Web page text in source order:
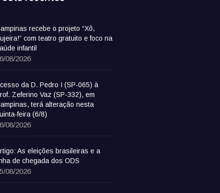
recebe o projeto “Xô,
com teatro gratuito e foco na
infantil
08/2026
da D. Pedro I (SP-065) à
Zeferino Vaz (SP-332), em
terá alteração nesta
feira (6/8)
08/2026
As eleições brasileiras e a
de chegada dos ODS
08/2026